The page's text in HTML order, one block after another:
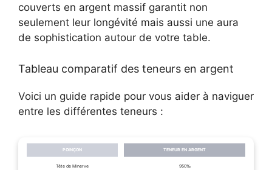
couverts en argent massif garantit non
seulement leur longévité mais aussi une aura
de sophistication autour de votre table.
Tableau comparatif des teneurs en argent
Voici un guide rapide pour vous aider à naviguer
entre les différentes teneurs :
POINÇON TENEUR EN ARGENT
Tête de Minerve 950‰